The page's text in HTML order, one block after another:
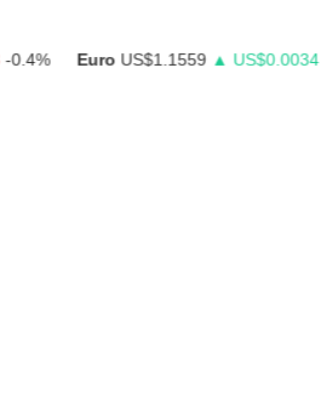
Euro US$1.1559 ▲ US$0.0034+0.3%